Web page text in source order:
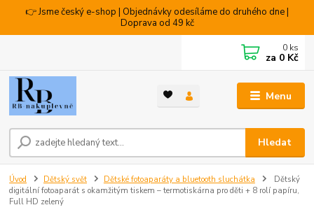
👉 Jsme český e-shop | Objednávky odesíláme do druhého dne |
Doprava od 49 kč
Menu
Hledat
0 ks
za 0 Kč
Úvod Dětský svět Dětské fotoaparáty a bluetooth sluchátka
Dětský
digitální fotoaparát s okamžitým tiskem – termotiskárna pro děti + 8 rolí papíru,
Full HD zelený